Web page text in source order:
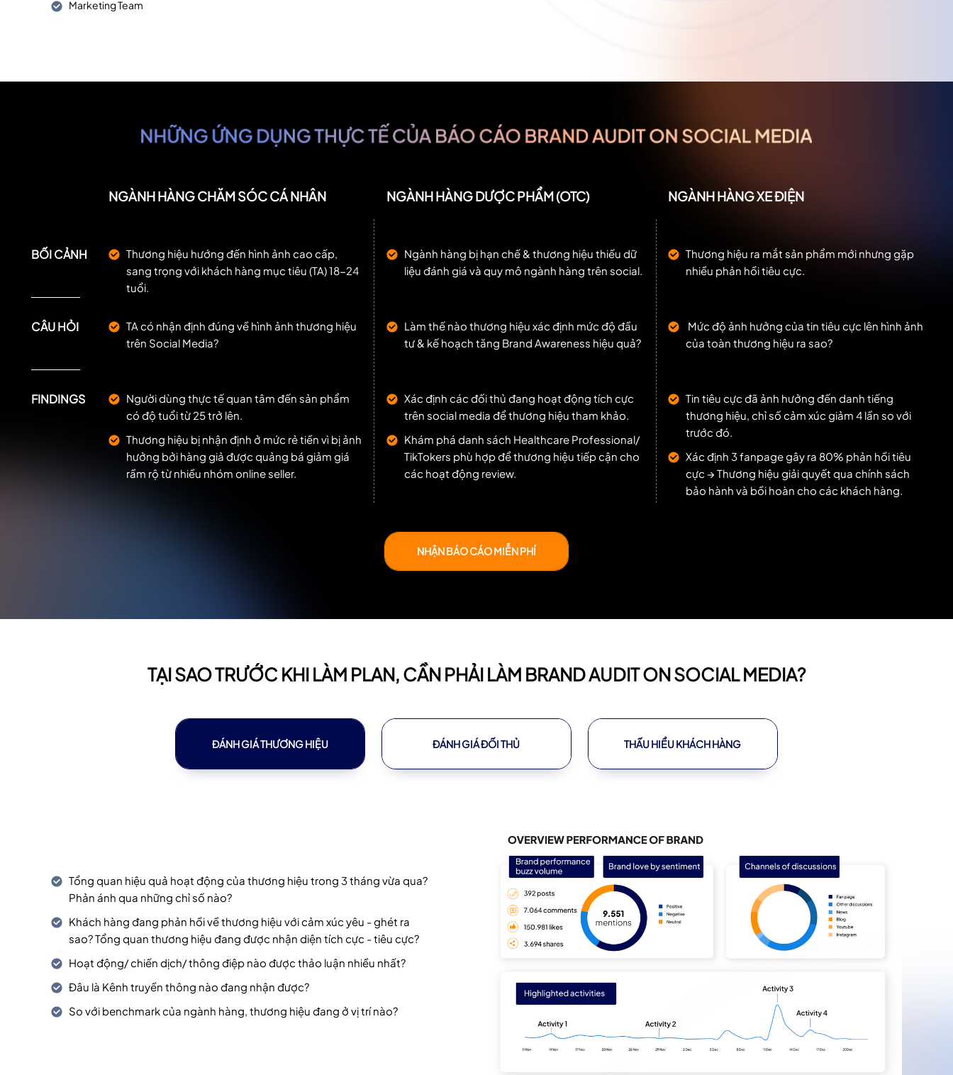
Marketing Team
NHẬN BÁO CÁO MIỄN PHÍ
Người dùng thực tế quan tâm đến sản phẩm
có độ tuổi từ 25 trở lên.
Thương hiệu bị nhận định ở mức rẻ tiền vì bị ảnh
hưởng bởi hàng giả được quảng bá giảm giá
rầm rộ từ nhiều nhóm online seller.
NGÀNH HÀNG CHĂM SÓC CÁ NHÂN
Thương hiệu hướng đến hình ảnh cao cấp,
sang trọng với khách hàng mục tiêu (TA) 18-24
tuổi.
TA có nhận định đúng về hình ảnh thương hiệu
trên Social Media?
Xác định các đối thủ đang hoạt động tích cực
trên social media để thương hiệu tham khảo.
Khám phá danh sách Healthcare Professional/
TikTokers phù hợp để thương hiệu tiếp cận cho
các hoạt động review.
NGÀNH HÀNG DƯỢC PHẨM (OTC)
Ngành hàng bị hạn chế & thương hiệu thiếu dữ
liệu đánh giá và quy mô ngành hàng trên social.
Làm thế nào thương hiệu xác định mức độ đầu
tư & kế hoạch tăng Brand Awareness hiệu quả?
Tin tiêu cực đã ảnh hưởng đến danh tiếng
thương hiệu, chỉ số cảm xúc giảm 4 lần so với
trước đó.
Xác định 3 fanpage gây ra 80% phản hồi tiêu
cực → Thương hiệu giải quyết qua chính sách
bảo hành và bồi hoàn cho các khách hàng.
NGÀNH HÀNG XE ĐIỆN
Thương hiệu ra mắt sản phẩm mới nhưng gặp
nhiều phản hồi tiêu cực.
Mức độ ảnh hưởng của tin tiêu cực lên hình ảnh
của toàn thương hiệu ra sao?
FINDINGS
BỐI CẢNH
CÂU HỎI
ĐÁNH GIÁ THƯƠNG HIỆU ĐÁNH GIÁ ĐỐI THỦ THẤU HIỂU KHÁCH HÀNG
TẠI SAO TRƯỚC KHI LÀM PLAN, CẦN PHẢI LÀM BRAND AUDIT ON SOCIAL MEDIA?
Tổng quan hiệu quả hoạt động của thương hiệu trong 3 tháng vừa qua?
Phản ánh qua những chỉ số nào?
Khách hàng đang phản hồi về thương hiệu với cảm xúc yêu - ghét ra
sao? Tổng quan thương hiệu đang được nhận diện tích cực - tiêu cực?
Hoạt động/ chiến dịch/ thông điệp nào được thảo luận nhiều nhất?
Đâu là Kênh truyền thông nào đang nhận được?
So với benchmark của ngành hàng, thương hiệu đang ở vị trí nào?